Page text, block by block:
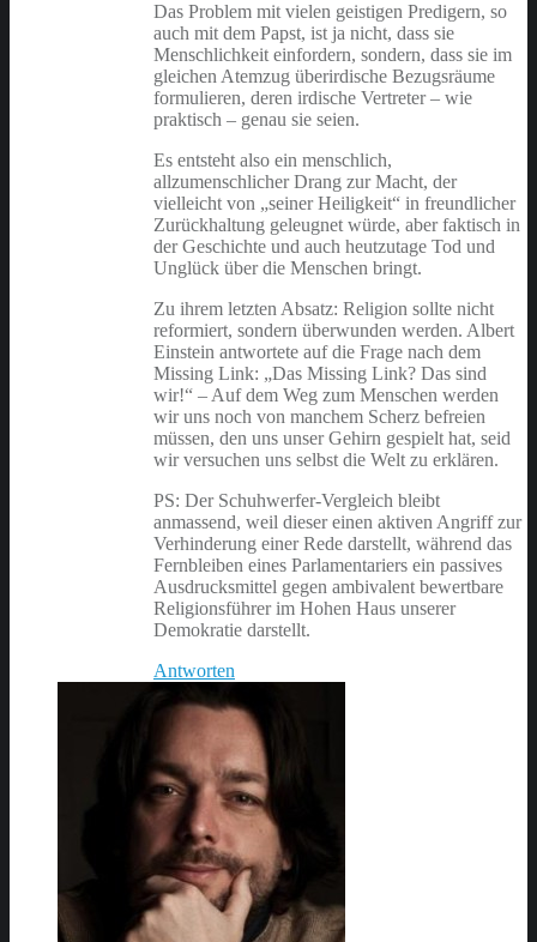
Das Problem mit vielen geistigen Predigern, so
auch mit dem Papst, ist ja nicht, dass sie
Menschlichkeit einfordern, sondern, dass sie im
gleichen Atemzug überirdische Bezugsräume
formulieren, deren irdische Vertreter – wie
praktisch – genau sie seien.
Es entsteht also ein menschlich,
allzumenschlicher Drang zur Macht, der
vielleicht von „seiner Heiligkeit“ in freundlicher
Zurückhaltung geleugnet würde, aber faktisch in
der Geschichte und auch heutzutage Tod und
Unglück über die Menschen bringt.
Zu ihrem letzten Absatz: Religion sollte nicht
reformiert, sondern überwunden werden. Albert
Einstein antwortete auf die Frage nach dem
Missing Link: „Das Missing Link? Das sind
wir!“ – Auf dem Weg zum Menschen werden
wir uns noch von manchem Scherz befreien
müssen, den uns unser Gehirn gespielt hat, seid
wir versuchen uns selbst die Welt zu erklären.
PS: Der Schuhwerfer-Vergleich bleibt
anmassend, weil dieser einen aktiven Angriff zur
Verhinderung einer Rede darstellt, während das
Fernbleiben eines Parlamentariers ein passives
Ausdrucksmittel gegen ambivalent bewertbare
Religionsführer im Hohen Haus unserer
Demokratie darstellt.
Antworten